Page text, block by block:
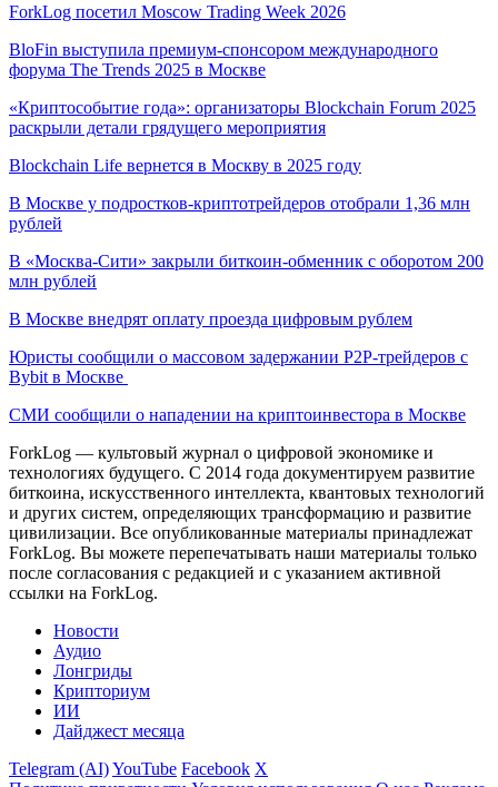
ForkLog посетил Moscow Trading Week 2026
BloFin выступила премиум-спонсором международного
форума The Trends 2025 в Москве
«Криптособытие года»: организаторы Blockchain Forum 2025
раскрыли детали грядущего мероприятия
Blockchain Life вернется в Москву в 2025 году
В Москве у подростков-криптотрейдеров отобрали 1,36 млн
рублей
В «Москва-Сити» закрыли биткоин-обменник с оборотом 200
млн рублей
В Москве внедрят оплату проезда цифровым рублем
Юристы сообщили о массовом задержании P2P-трейдеров с
Bybit в Москве
СМИ сообщили о нападении на криптоинвестора в Москве
ForkLog — культовый журнал о цифровой экономике и
технологиях будущего. С 2014 года документируем развитие
биткоина, искусственного интеллекта, квантовых технологий
и других систем, определяющих трансформацию и развитие
цивилизации. Все опубликованные материалы принадлежат
ForkLog. Вы можете перепечатывать наши материалы только
после согласования с редакцией и с указанием активной
ссылки на ForkLog.
Новости
Аудио
Лонгриды
Крипториум
ИИ
Дайджест месяца
Telegram (AI)YouTube Facebook X